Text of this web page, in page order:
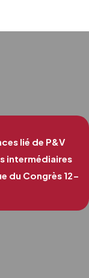
lié de P&V
intermédiaires
du Congrès 12-